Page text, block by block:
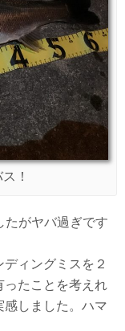
！
たがヤバ過ぎです
ィングミスを２
ったことを考えれ
感しました。ハマ